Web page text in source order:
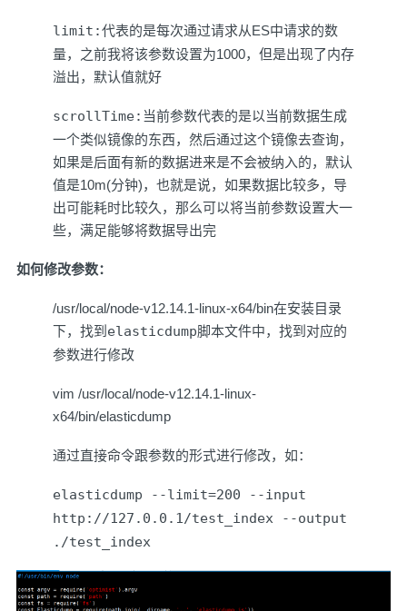
limit:代表的是每次通过请求从ES中请求的数
量，之前我将该参数设置为1000，但是出现了内存
溢出，默认值就好
scrollTime: 当前参数代表的是以当前数据生成
一个类似镜像的东西，然后通过这个镜像去查询，
如果是后面有新的数据进来是不会被纳入的，默认
值是10m(分钟)，也就是说，如果数据比较多，导
出可能耗时比较久，那么可以将当前参数设置大一
些，满足能够将数据导出完
如何修改参数：
/usr/local/node-v12.14.1-linux-x64/bin在安装目录
下，找到 elasticdump脚本文件中，找到对应的
参数进行修改
vim /usr/local/node-v12.14.1-linux-
x64/bin/elasticdump
通过直接命令跟参数的形式进行修改，如：
elasticdump --limit=200 --input
http://127.0.0.1/test_index --output
./test_index